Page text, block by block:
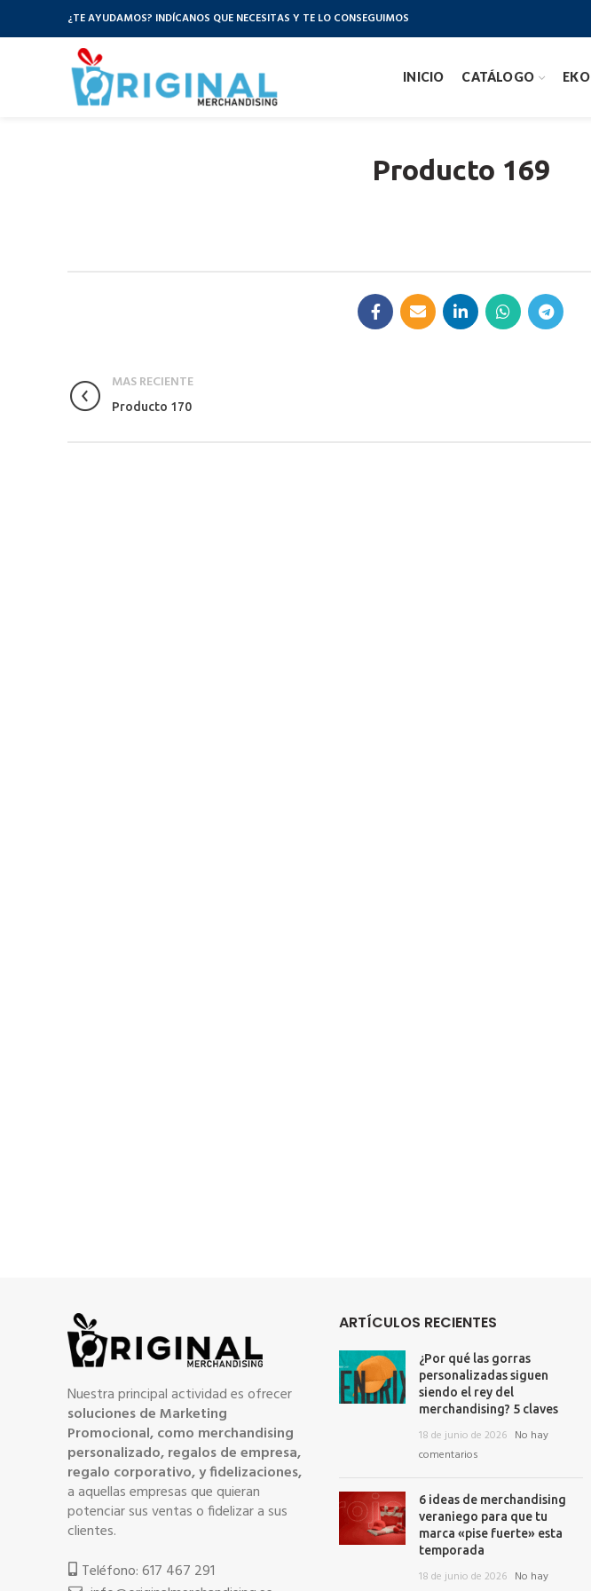
¿TE AYUDAMOS? INDÍCANOS QUE NECESITAS Y TE LO CONSEGUIMOS
INICIO CATÁLOGO EKO
Producto 169
MAS RECIENTE
Producto 170
Nuestra principal actividad es ofrecer
soluciones de Marketing
Promocional, como merchandising
personalizado, regalos de empresa,
regalo corporativo, y fidelizaciones,
a aquellas empresas que quieran
potenciar sus ventas o fidelizar a sus
clientes.
Teléfono: 617 467 291
ARTÍCULOS RECIENTES
¿Por qué las gorras
personalizadas siguen
siendo el rey del
merchandising? 5 claves
18 de junio de 2026 No hay
comentarios
6 ideas de merchandising
veraniego para que tu
marca «pise fuerte» esta
temporada
18 de junio de 2026 No hay